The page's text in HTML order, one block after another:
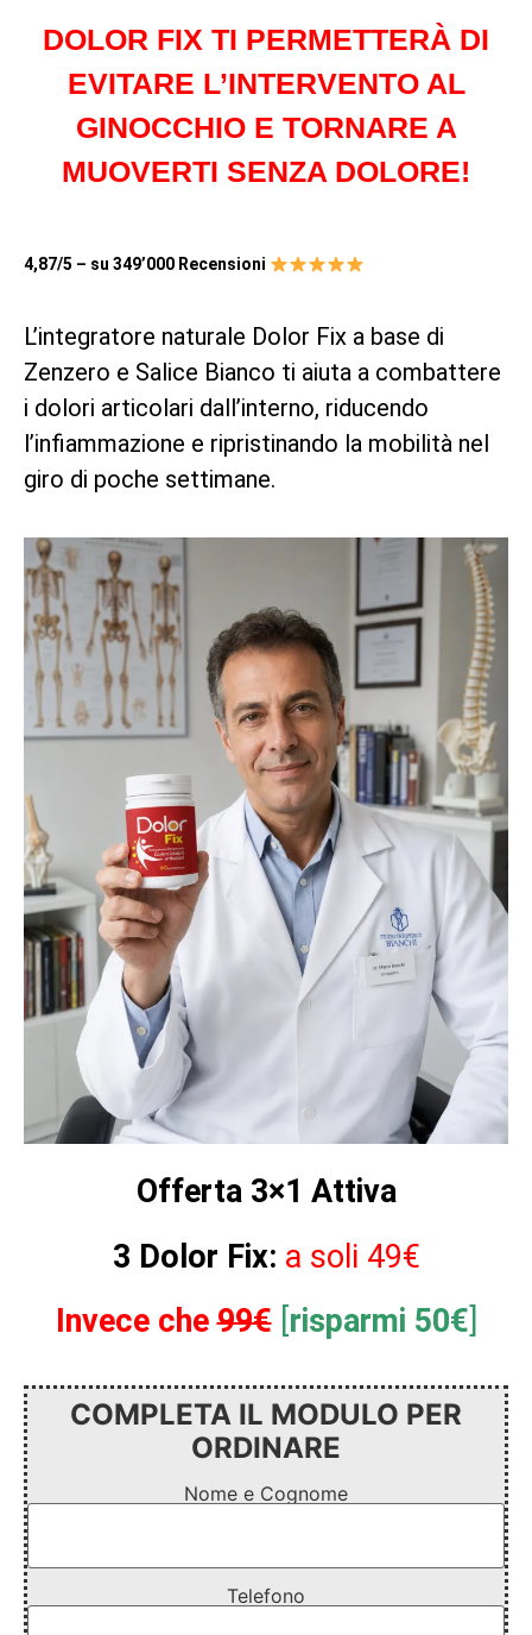
DOLOR FIX TI PERMETTERÀ DI
EVITARE L’INTERVENTO AL
GINOCCHIO E TORNARE A
MUOVERTI SENZA DOLORE!
4,87/5 – su 349’000 Recensioni
L’integratore naturale Dolor Fix a base di
Zenzero e Salice Bianco ti aiuta a combattere
i dolori articolari dall’interno, riducendo
l’infiammazione e ripristinando la mobilità nel
giro di poche settimane.
Offerta 3×1 Attiva
3 Dolor Fix: a soli 49€
Invece che99€ risparmi 50€
COMPLETA IL MODULO PER
ORDINARE
Nome e Cognome
Telefono